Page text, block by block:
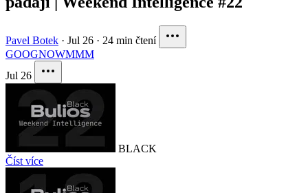
Pavel Botek · Jul 26 · 24 min čtení
GOOGNOWMMM
Jul 26
BLACK
Číst více